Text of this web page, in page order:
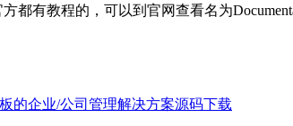
都有教程的，可以到官网查看名为